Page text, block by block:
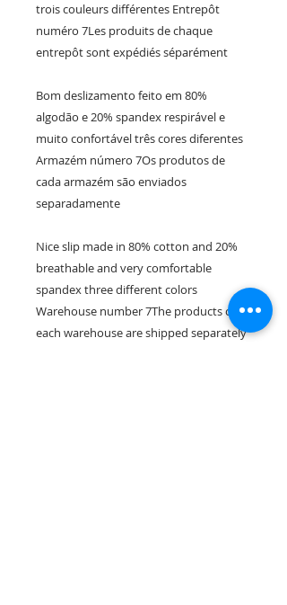
trois couleurs différentes Entrepôt
numéro 7Les produits de chaque
entrepôt sont expédiés séparément
Bom deslizamento feito em 80%
algodão e 20% spandex respirável e
muito confortável três cores diferentes
Armazém número 7Os produtos de
cada armazém são enviados
separadamente
Nice slip made in 80% cotton and 20%
breathable and very comfortable
spandex three different colors
Warehouse number 7The products of
each warehouse are shipped separately